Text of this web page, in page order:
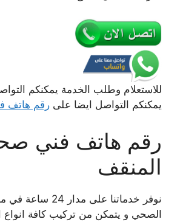
للاستعلام وطلب الخدمة يمكنكم
يمكنكم التواصل ايضا على رقم هاتف
رقم هاتف فني
المنقف
نوفر خدماتنا على
الصحي و يتمكن من تركيب كافة انواع